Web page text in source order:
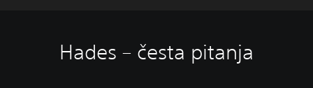
Hades – česta pitanja